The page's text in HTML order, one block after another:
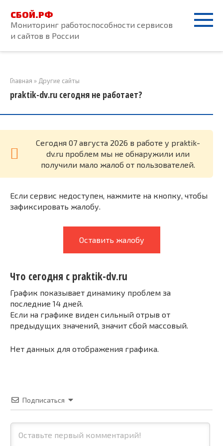
контенту
СБОЙ.РФ
Мониторинг работоспособности сервисов
и сайтов в России
Главная » Другие сайты
praktik-dv.ru сегодня не работает?
Cегодня 07 августа 2026 в работе у praktik-
dv.ru проблем мы не обнаружили или
получили мало жалоб от пользователей.
Если сервис недоступен, нажмите на кнопку, чтобы
зафиксировать жалобу.
Оставить жалобу
Что сегодня с praktik-dv.ru
График показывает динамику проблем за
последние 14 дней.
Если на графике виден сильный отрыв от
предыдущих значений, значит сбой массовый.
Нет данных для отображения графика.
Подписаться